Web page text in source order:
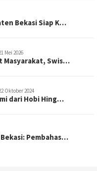
Bekasi Siap K…
Mei 2026
Masyarakat, Swis…
Oktober 2024
dari Hobi Hing…
Pembahas…